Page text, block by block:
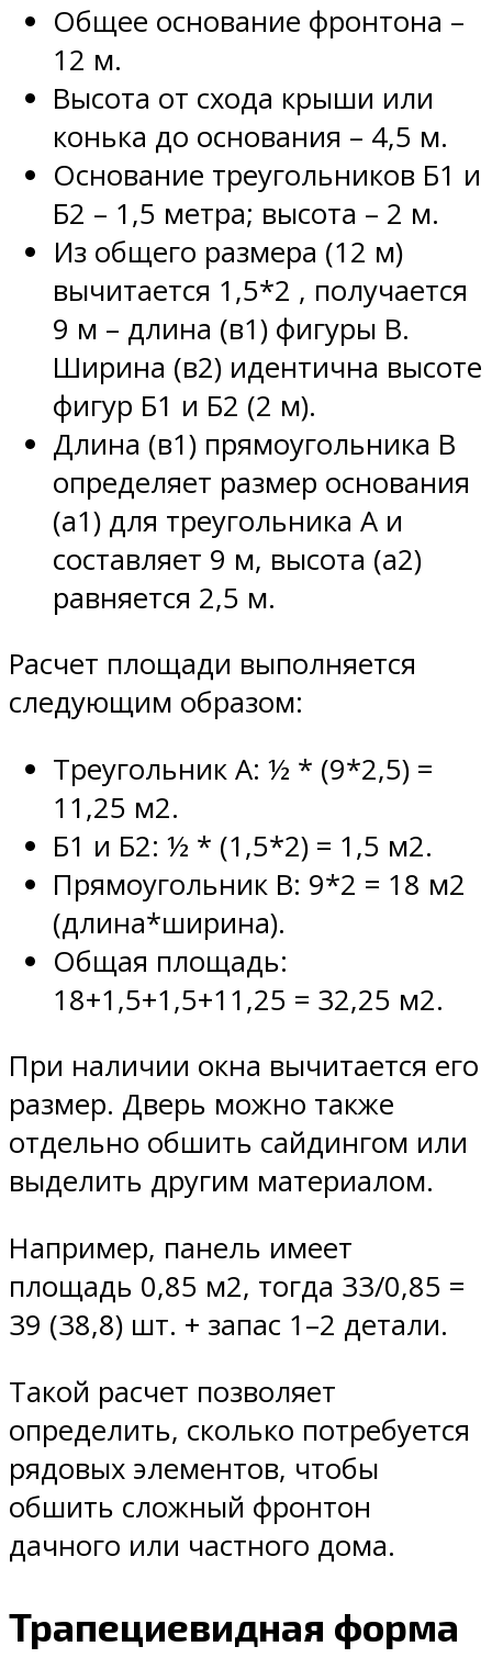
Общее основание фронтона –
12 м.
Высота от схода крыши или
конька до основания – 4,5 м.
Основание треугольников Б1 и
Б2 – 1,5 метра; высота – 2 м.
Из общего размера (12 м)
вычитается 1,5*2 , получается
9 м – длина (в1) фигуры В.
Ширина (в2) идентична высоте
фигур Б1 и Б2 (2 м).
Длина (в1) прямоугольника В
определяет размер основания
(а1) для треугольника А и
составляет 9 м, высота (а2)
равняется 2,5 м.
Расчет площади выполняется
следующим образом:
Треугольник А: ½ * (9*2,5) =
11,25 м2.
Б1 и Б2: ½ * (1,5*2) = 1,5 м2.
Прямоугольник В: 9*2 = 18 м2
(длина*ширина).
Общая площадь:
18+1,5+1,5+11,25 = 32,25 м2.
При наличии окна вычитается его
размер. Дверь можно также
отдельно обшить сайдингом или
выделить другим материалом.
Например, панель имеет
площадь 0,85 м2, тогда 33/0,85 =
39 (38,8) шт. + запас 1–2 детали.
Такой расчет позволяет
определить, сколько потребуется
рядовых элементов, чтобы
обшить сложный фронтон
дачного или частного дома.
Трапециевидная форма